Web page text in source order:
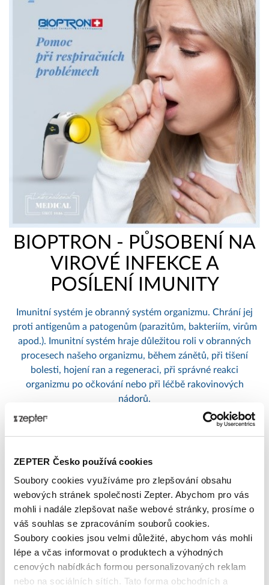
ZEPTER Česko používá cookies
Soubory cookies využíváme pro zlepšování obsahu
webových stránek společnosti Zepter. Abychom pro vás
mohli i nadále zlepšovat naše webové stránky, prosíme o
váš souhlas se zpracováním souborů cookies.
Soubory cookies jsou velmi důležité, abychom vás mohli
lépe a včas informovat o produktech a výhodných
cenových nabídkách formou personalizovaných reklam
nebo na sociálních sítích. Tato forma obchodních a
BIOPTRON - PŮSOBENÍ NA
VIROVÉ INFEKCE A
POSÍLENÍ IMUNITY
Imunitní systém je obranný systém organizmu. Chrání jej
proti antigenům a patogenům (parazitům, bakteriím, virům
apod.). Imunitní systém hraje důležitou roli v obranných
procesech našeho organizmu, během zánětů, při tišení
bolesti, hojení ran a regeneraci, při správné reakci
organizmu po očkování nebo při léčbě rakovinových
nádorů.
Zepter International|